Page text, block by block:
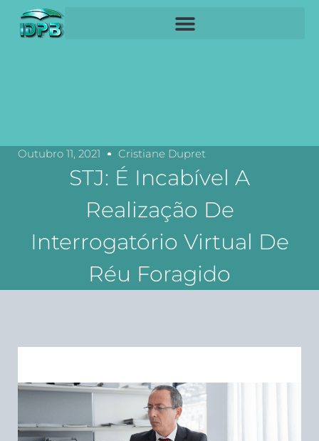
Outubro 11, 2021 Cristiane Dupret
STJ: É Incabível A
Realização De
Interrogatório Virtual De
Réu Foragido